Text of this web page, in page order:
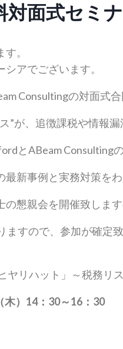
対面式セ
。
アでございます。
Consultingの対面式
”が、追徴課税や情報
とABeam Consulting
新事例と実務対策を
の懇親会を開催致しま
ますので、参加が確定
ヤリハット」～税務リ
木） 14： 30～16 ： 30